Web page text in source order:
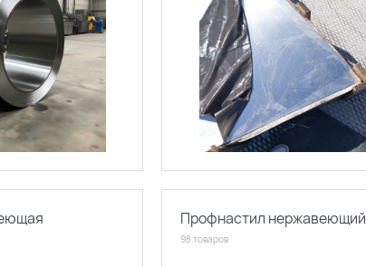
Профнастил нержавеющий
98 товаров